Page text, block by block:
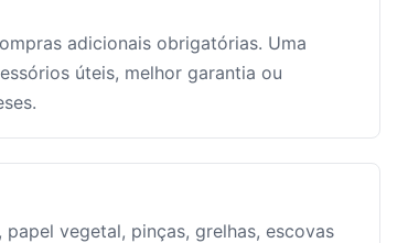
adicionais obrigatórias. Uma
úteis, melhor garantia ou
vegetal, pinças, grelhas, escovas